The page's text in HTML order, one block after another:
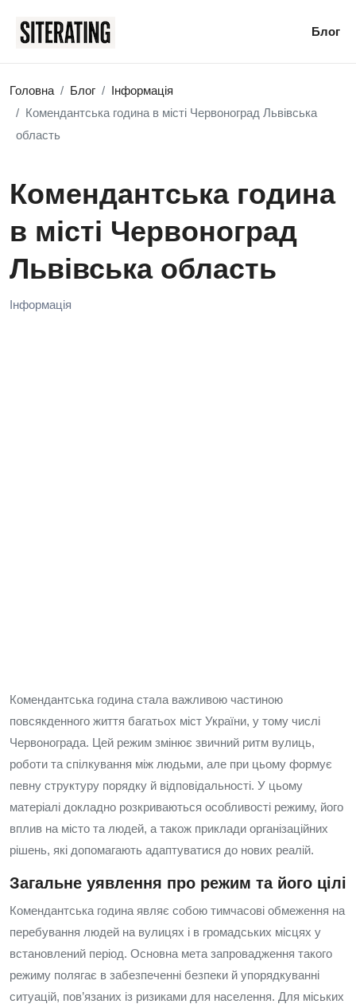
Блог
Головна Блог
Інформація
Комендантська година в місті Червоноград Львівська
область
Комендантська година
в місті Червоноград
Львівська область
Інформація
Комендантська година стала важливою частиною
повсякденного життя багатьох міст України, у тому числі
Червонограда. Цей режим змінює звичний ритм вулиць,
роботи та спілкування між людьми, але при цьому формує
певну структуру порядку й відповідальності. У цьому
матеріалі докладно розкриваються особливості режиму, його
вплив на місто та людей, а також приклади організаційних
рішень, які допомагають адаптуватися до нових реалій.
Загальне уявлення про режим та його цілі
Комендантська година являє собою тимчасові обмеження на
перебування людей на вулицях і в громадських місцях у
встановлений період. Основна мета запровадження такого
режиму полягає в забезпеченні безпеки й упорядкуванні
ситуацій, пов’язаних із ризиками для населення. Для міських